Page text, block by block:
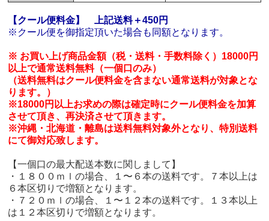
【クール便料金】
上記送料＋450円
※クール便を御指定頂いた場合も同額となります。
※ お買い上げ商品金額（税・送料・手数料除く）18000円
以上で通常送料無料（一個口のみ）
（送料無料はクール便料金を含まない通常送料が対象とな
ります。）
※18000円以上お求めの際は確定時にクール便料金を加算
させて頂き、再決済させて頂きます。
※沖縄・北海道・離島は送料無料対象外となり、特別送料
にて御対応致します。
【一個口の最大配送本数に関しまして】
・１８００ｍｌの場合、１〜６本の送料です。７本以上は
６本区切りで増額となります。
・７２０ｍｌの場合、１〜１２本の送料です。１３本以上
は１２本区切りで増額となります。